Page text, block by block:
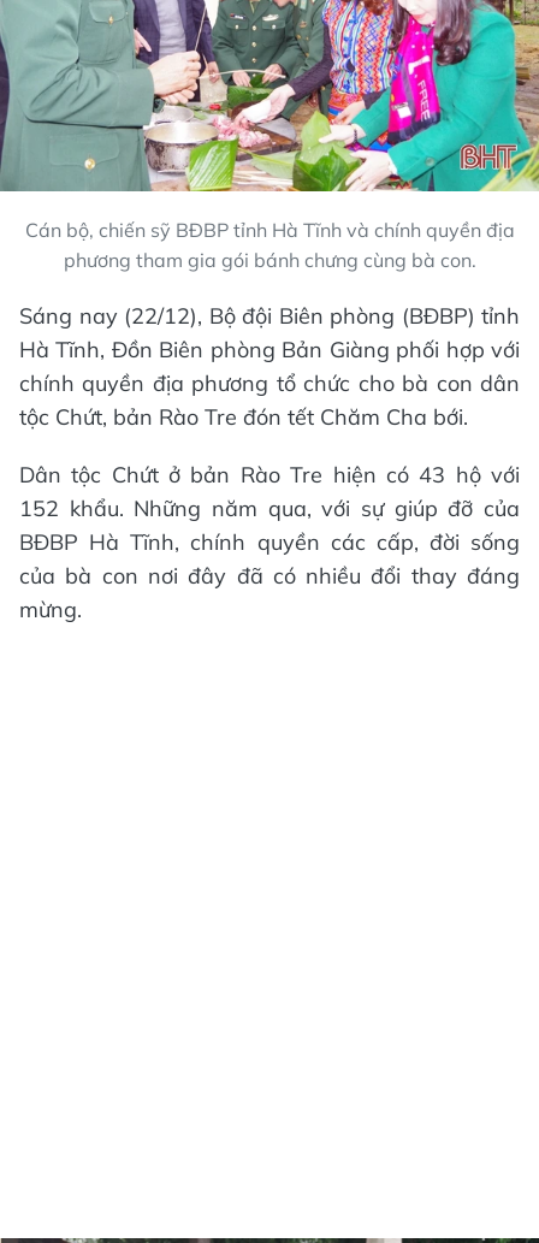
Cán bộ, chiến sỹ BĐBP tỉnh Hà Tĩnh và chính quyền địa
phương tham gia gói bánh chưng cùng bà con.
Sáng nay (22/12), Bộ đội Biên phòng (BĐBP) tỉnh
Hà Tĩnh, Đồn Biên phòng Bản Giàng phối hợp với
chính quyền địa phương tổ chức cho bà con dân
tộc Chứt, bản Rào Tre đón tết Chăm Cha bới.
Dân tộc Chứt ở bản Rào Tre hiện có 43 hộ với
152 khẩu. Những năm qua, với sự giúp đỡ của
BĐBP Hà Tĩnh, chính quyền các cấp, đời sống
của bà con nơi đây đã có nhiều đổi thay đáng
mừng.